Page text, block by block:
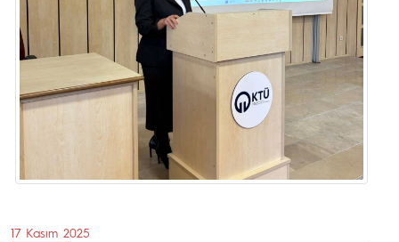
17 Kasım 2025